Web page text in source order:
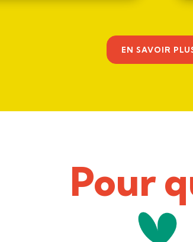
EN SAVOIR
Pour